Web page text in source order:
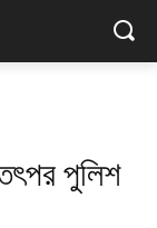
তৎপর পুলিশ